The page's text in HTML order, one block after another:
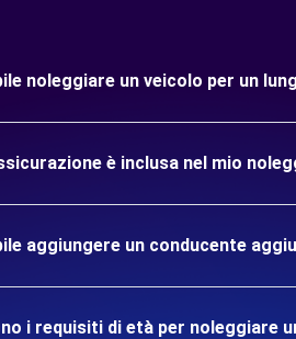
noleggiare un veicolo per un
è inclusa nel mio
aggiungere un conducente
i requisiti di età per noleggiare